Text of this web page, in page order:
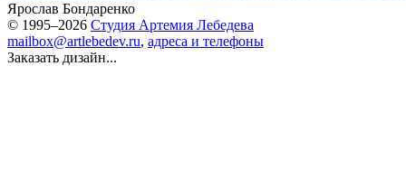
Ярослав Бондаренко
© 1995–2026 Студия Артемия Лебедева
mailbox@artlebedev.ru, адреса и телефоны
Заказать дизайн...